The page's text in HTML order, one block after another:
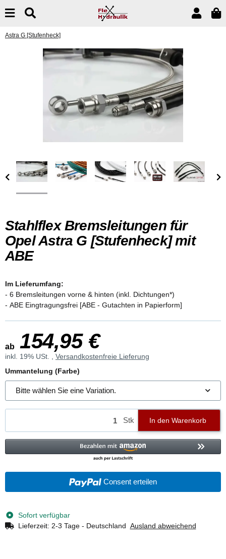
Astra G [Stufenheck]
Stahlflex Bremsleitungen für
Opel Astra G [Stufenheck] mit
ABE
Im Lieferumfang:
- 6 Bremsleitungen vorne & hinten (inkl. Dichtungen*)
- ABE Eingtragungsfrei [ABE - Gutachten in Papierform]
ab 154,95 €
inkl. 19% USt. , Versandkostenfreie Lieferung
Ummantelung (Farbe)
Bitte wählen Sie eine Variation.
Stk In den Warenkorb
Consent erteilen
Sofort verfügbar
Lieferzeit: 2-3 Tage - Deutschland Ausland abweichend